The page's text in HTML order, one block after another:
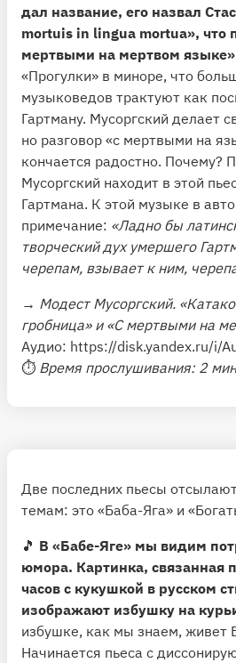
дал название, его назвал
mortuis in lingua mortua», что
мертвыми на мертвом
«Прогулки» в миноре, что
музыковедов трактуют как
Гартману. Мусоргский делает
но разговор «с мертвыми на
кончается радостно. Почему?
Мусоргский находит в этой
Гартмана. К этой музыке в
примечание: «Ладно бы
творческий дух умершего
черепам, взывает к ним,
→ Модест Мусоргский.
гробница» и «С мертвыми на
Аудио: https://disk.yandex.ru/i/
⏱ Время прослушивания: 2
Две последних пьесы
темам: это «Баба-Яга» и
🎵 В «Бабе-Яге» мы видим
юмора. Картинка, связанная
часов с кукушкой в русском
изображают избушку на
избушке, как мы знаем, живет
Начинается пьеса с